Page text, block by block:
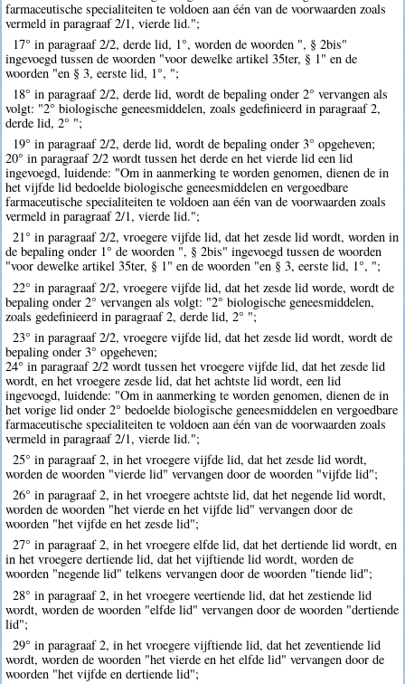
farmaceutische specialiteiten te voldoen aan één van de voorwaarden zoals
vermeld in paragraaf 2/1, vierde lid.";
17° in paragraaf 2/2, derde lid, 1°, worden de woorden ", § 2bis"
ingevoegd tussen de woorden "voor dewelke artikel 35ter, § 1" en de
woorden "en § 3, eerste lid, 1°, ";
18° in paragraaf 2/2, derde lid, wordt de bepaling onder 2° vervangen als
volgt: "2° biologische geneesmiddelen, zoals gedefinieerd in paragraaf 2,
derde lid, 2° ";
19° in paragraaf 2/2, derde lid, wordt de bepaling onder 3° opgeheven;
20° in paragraaf 2/2 wordt tussen het derde en het vierde lid een lid
ingevoegd, luidende: "Om in aanmerking te worden genomen, dienen de in
het vijfde lid bedoelde biologische geneesmiddelen en vergoedbare
farmaceutische specialiteiten te voldoen aan één van de voorwaarden zoals
vermeld in paragraaf 2/1, vierde lid.";
21° in paragraaf 2/2, vroegere vijfde lid, dat het zesde lid wordt, worden in
de bepaling onder 1° de woorden ", § 2bis" ingevoegd tussen de woorden
"voor dewelke artikel 35ter, § 1" en de woorden "en § 3, eerste lid, 1°, ";
22° in paragraaf 2/2, vroegere vijfde lid, dat het zesde lid worde, wordt de
bepaling onder 2° vervangen als volgt: "2° biologische geneesmiddelen,
zoals gedefinieerd in paragraaf 2, derde lid, 2° ";
23° in paragraaf 2/2, vroegere vijfde lid, dat het zesde lid wordt, wordt de
bepaling onder 3° opgeheven;
24° in paragraaf 2/2 wordt tussen het vroegere vijfde lid, dat het zesde lid
wordt, en het vroegere zesde lid, dat het achtste lid wordt, een lid
ingevoegd, luidende: "Om in aanmerking te worden genomen, dienen de in
het vorige lid onder 2° bedoelde biologische geneesmiddelen en vergoedbare
farmaceutische specialiteiten te voldoen aan één van de voorwaarden zoals
vermeld in paragraaf 2/1, vierde lid.";
25° in paragraaf 2, in het vroegere vijfde lid, dat het zesde lid wordt,
worden de woorden "vierde lid" vervangen door de woorden "vijfde lid";
26° in paragraaf 2, in het vroegere achtste lid, dat het negende lid wordt,
worden de woorden "het vierde en het vijfde lid" vervangen door de
woorden "het vijfde en het zesde lid";
27° in paragraaf 2, in het vroegere elfde lid, dat het dertiende lid wordt, en
in het vroegere dertiende lid, dat het vijftiende lid wordt, worden de
woorden "negende lid" telkens vervangen door de woorden "tiende lid";
28° in paragraaf 2, in het vroegere veertiende lid, dat het zestiende lid
wordt, worden de woorden "elfde lid" vervangen door de woorden "dertiende
lid";
29° in paragraaf 2, in het vroegere vijftiende lid, dat het zeventiende lid
wordt, worden de woorden "het vierde en het elfde lid" vervangen door de
woorden "het vijfde en dertiende lid";